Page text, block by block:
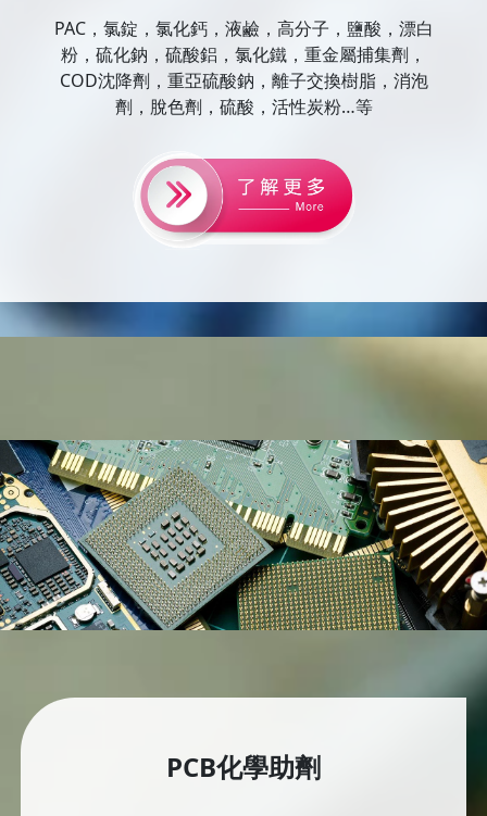
PAC，氯錠，氯化鈣，液鹼，高分子，鹽酸，漂白
粉，硫化鈉，硫酸鋁，氯化鐵，重金屬捕集劑，
COD沈降劑，重亞硫酸鈉，離子交換樹脂，消泡
劑，脫色劑，硫酸，活性炭粉…等
PCB化學助劑